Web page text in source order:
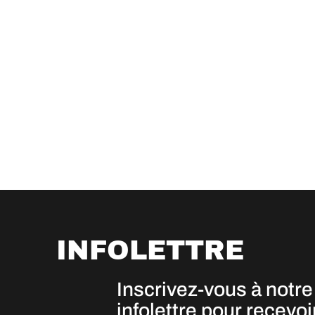
INFOLETTRE
Inscrivez-vous à notre
infolettre pour